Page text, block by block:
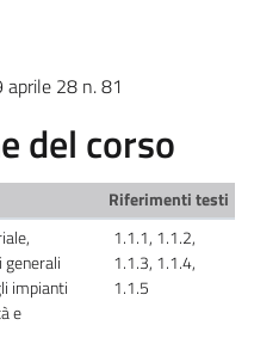
aprile 28 n. 81
del corso
Riferimenti testi
impianti
e
1.1.1, 1.1.2,
1.1.3, 1.1.4,
1.1.5